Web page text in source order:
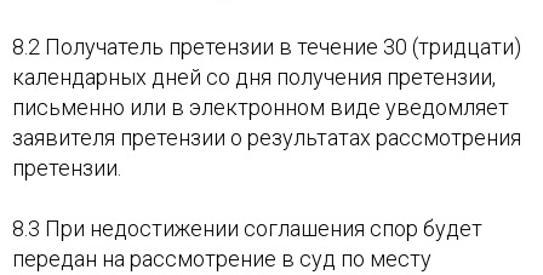
8.2 Получатель претензии в течение 30 (тридцати)
календарных дней со дня получения претензии,
письменно или в электронном виде уведомляет
заявителя претензии о результатах рассмотрения
претензии.
8.3 При недостижении соглашения спор будет
передан на рассмотрение в суд по месту